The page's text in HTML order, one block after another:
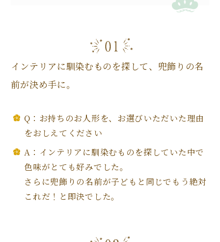
インテリアに馴染むものを探して、兜飾りの名
前が決め手に。
Q：お持ちのお人形を、お選びいただいた理由
をおしえてください
A：インテリアに馴染むものを探していた中で
色味がとても好みでした。
さらに兜飾りの名前が子どもと同じでもう絶対
これだ！と即決でした。